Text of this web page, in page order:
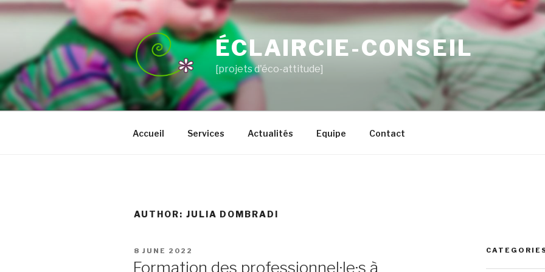
Skip
to
ÉCLAIRCIE-CONSEIL
[projets d'éco-attitude]
Accueil Services Actualités Equipe Contact
AUTHOR: JULIA DOMBRADI
POSTED
8 JUNE 2022
Formation des professionnel·le·s à